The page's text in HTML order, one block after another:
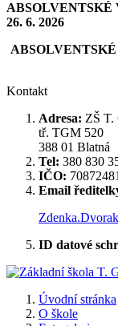
26. 6. 2026
Kontakt
Adresa: ZŠ
tř. TGM 520
388 01 Blatná
Tel: 380 830
IČO: 70872481
Email
ID datové
Úvodní stránka
O škole